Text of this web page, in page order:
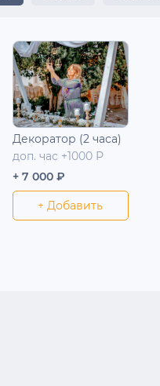
Декоратор (2 часа)
доп. час +1000 Р
+ 7 000 ₽
+ Добавить